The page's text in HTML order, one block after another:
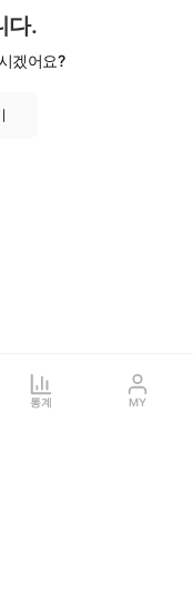
다.
겠어요?
통계 MY